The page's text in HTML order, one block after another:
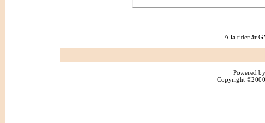
Alla tider är
Powered
Copyright